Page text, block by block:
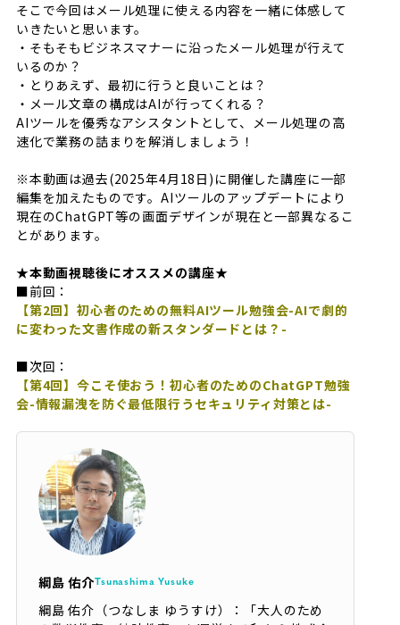
そこで今回はメール処理に使える内容を一緒に体感して
いきたいと思います。
・そもそもビジネスマナーに沿ったメール処理が行えて
いるのか？
・とりあえず、最初に行うと良いことは？
・メール文章の構成はAIが行ってくれる？
AIツールを優秀なアシスタントとして、メール処理の高
速化で業務の詰まりを解消しましょう！
※本動画は過去(2025年4月18日)に開催した講座に一部
編集を加えたものです。AIツールのアップデートにより
現在のChatGPT等の画面デザインが現在と一部異なるこ
とがあります。
★本動画視聴後にオススメの講座★
■前回：
【第2回】初心者のための無料AIツール勉強会-AIで劇的
に変わった文書作成の新スタンダードとは？-
■次回：
【第4回】今こそ使おう！初心者のためのChatGPT勉強
会-情報漏洩を防ぐ最低限行うセキュリティ対策とは-
綱島 佑介Tsunashima Yusuke
綱島 佑介（つなしま ゆうすけ）：「大人のため